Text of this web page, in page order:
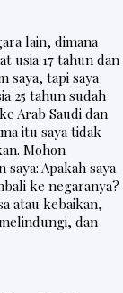
lain, dimana
usia 17 tahun dan
saya, tapi saya
25 tahun sudah
Arab Saudi dan
itu saya tidak
Mohon
Apakah saya
ke negaranya?
atau kebaikan,
dan